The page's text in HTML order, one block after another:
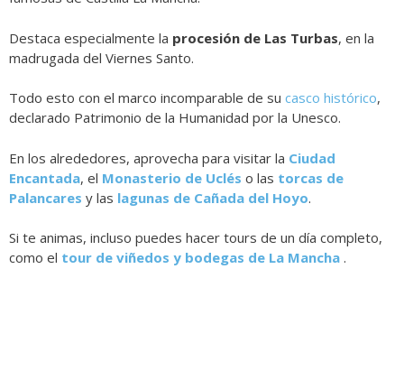
Destaca especialmente la procesión de Las Turbas, en la
madrugada del Viernes Santo.
Todo esto con el marco incomparable de su casco histórico,
declarado Patrimonio de la Humanidad por la Unesco.
En los alrededores, aprovecha para visitar la Ciudad
Encantada, el Monasterio de Uclés o las torcas de
Palancares y las lagunas de Cañada del Hoyo.
Si te animas, incluso puedes hacer tours de un día completo,
como el tour de viñedos y bodegas de La Mancha .